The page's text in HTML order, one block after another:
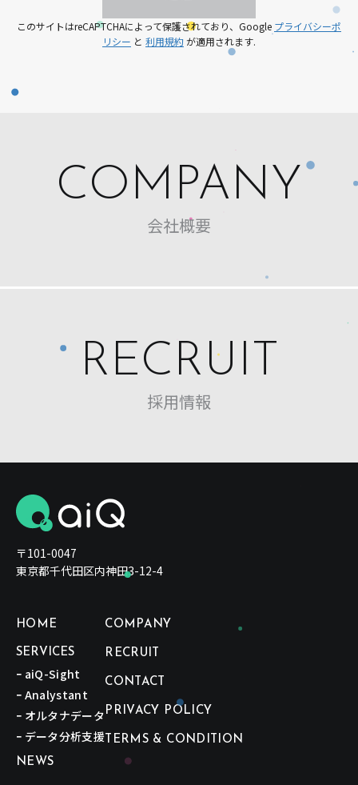
このサイトはreCAPTCHAによって保護されており、Google プライバシーポ
リシー と 利用規約が適用されます.
COMPANY
会社概要
RECRUIT
採用情報
〒101-0047
東京都千代田区内神田3-12-4
HOME
SERVICES
ｰ aiQ-Sight
ｰ Analystant
ｰ オルタナデータ
ｰ データ分析支援
NEWS
COMPANY
RECRUIT
CONTACT
PRIVACY POLICY
TERMS & CONDITION